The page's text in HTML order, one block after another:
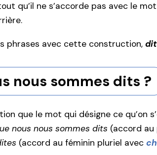
qu’il ne s’accorde pas avec le mot
phrases avec cette construction, dit
nous sommes dits ?
que le mot qui désigne ce
nous nous sommes dits (accord au
(accord au féminin pluriel avec